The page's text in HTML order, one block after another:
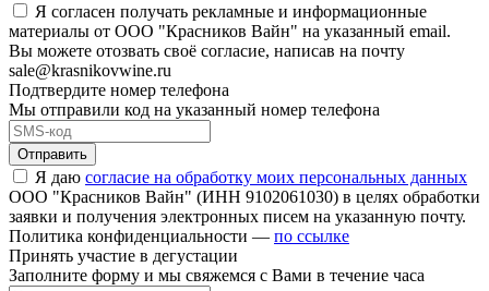
Я согласен получать рекламные и информационные
материалы от ООО "Красников Вайн" на указанный email.
Вы можете отозвать своё согласие, написав на почту
sale@krasnikovwine.ru
Подтвердите номер телефона
Мы отправили код на указанный номер телефона
Отправить
Я даю согласие на обработку моих персональных данных
ООО "Красников Вайн" (ИНН 9102061030) в целях обработки
заявки и получения электронных писем на указанную почту.
Политика конфиденциальности — по ссылке
Принять участие в дегустации
Заполните форму и мы свяжемся с Вами в течение часа